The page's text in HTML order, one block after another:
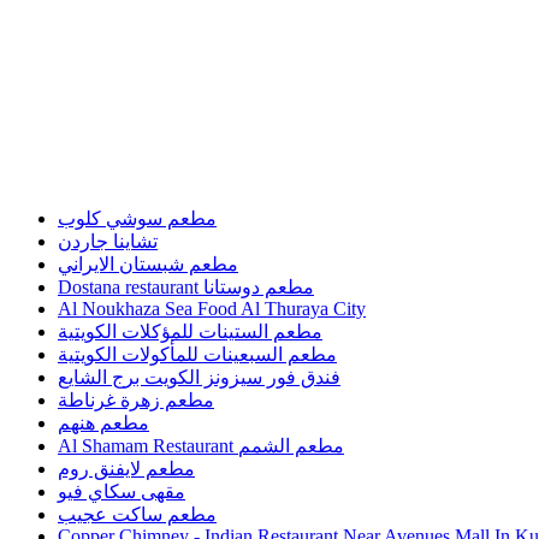
مطعم سوشي كلوب
تشاينا جاردن
مطعم شبستان الايراني
Dostana restaurant مطعم دوستانا
Al Noukhaza Sea Food Al Thuraya City
مطعم الستينات للمؤكلات الكويتية
مطعم السبعينات للمأكولات الكويتية
فندق فور سيزونز الكويت برج الشايع
مطعم زهرة غرناطة
مطعم هنهم
Al Shamam Restaurant مطعم الشمم
مطعم لايفنق روم
مقهى سكاي فيو
مطعم ساكت عجيب